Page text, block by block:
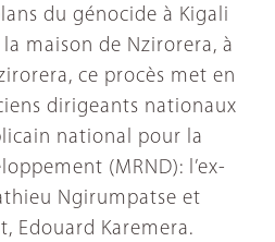
du génocide à Kigali
maison de Nzirorera, à
ce procès met en
dirigeants nationaux
national pour la
(MRND): l’ex-
Ngirumpatse et
Edouard Karemera.